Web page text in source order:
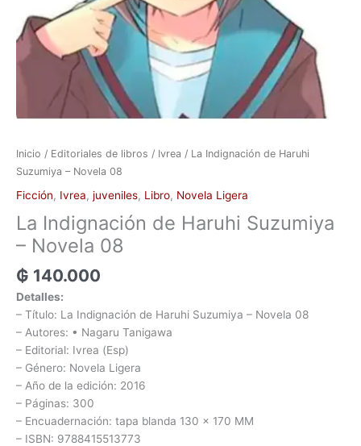
Inicio / Editoriales de libros / Ivrea / La Indignación de Haruhi
Suzumiya – Novela 08
Ficción, Ivrea, juveniles, Libro, Novela Ligera
La Indignación de Haruhi Suzumiya
– Novela 08
₲ 140.000
Detalles:
– Título: La Indignación de Haruhi Suzumiya – Novela 08
– Autores: • Nagaru Tanigawa
– Editorial: Ivrea (Esp)
– Género: Novela Ligera
– Año de la edición: 2016
– Páginas: 300
– Encuadernación: tapa blanda 130 x 170 MM
– ISBN: 9788415513773